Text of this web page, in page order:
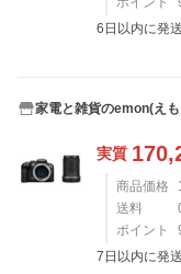
6日以内に発
家電と雑貨のemon(え
実質
商品価格
送料
ポイント
7日以内に発